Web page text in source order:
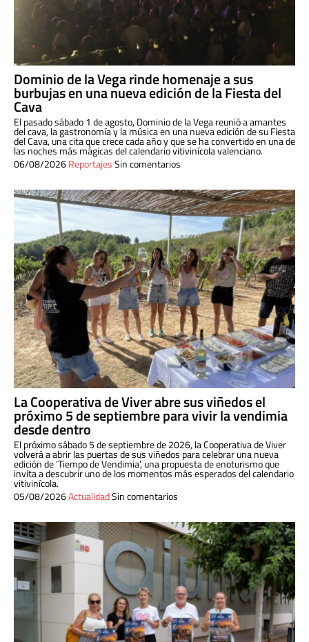
Dominio de la Vega rinde homenaje a sus
burbujas en una nueva edición de la Fiesta del
Cava
El pasado sábado 1 de agosto, Dominio de la Vega reunió a amantes
del cava, la gastronomía y la música en una nueva edición de su Fiesta
del Cava, una cita que crece cada año y que se ha convertido en una de
las noches más mágicas del calendario vitivinícola valenciano.
06/08/2026ReportajesSin comentarios
La Cooperativa de Viver abre sus viñedos el
próximo 5 de septiembre para vivir la vendimia
desde dentro
El próximo sábado 5 de septiembre de 2026, la Cooperativa de Viver
volverá a abrir las puertas de sus viñedos para celebrar una nueva
edición de ‘Tiempo de Vendimia’, una propuesta de enoturismo que
invita a descubrir uno de los momentos más esperados del calendario
vitivinícola.
05/08/2026ActualidadSin comentarios